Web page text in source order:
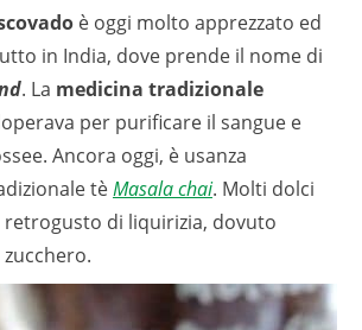
è oggi molto apprezzato ed
in India, dove prende il nome di
. La medicina tradizionale
per purificare il sangue e
Ancora oggi, è usanza
tèMasala chai. Molti dolci
di liquirizia, dovuto